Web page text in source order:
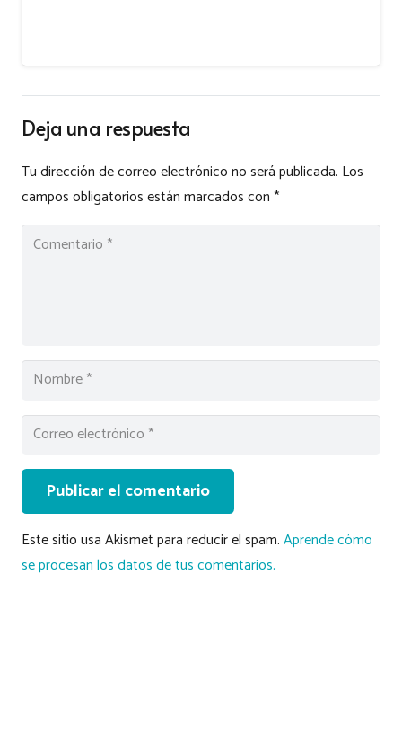
Deja una respuesta
Tu dirección de correo electrónico no será publicada. Los
campos obligatorios están marcados con*
Publicar el comentario
Este sitio usa Akismet para reducir el spam.Aprende cómo
se procesan los datos de tus comentarios.